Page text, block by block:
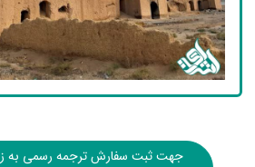
جهت ثبت سفارش ترجمه رسمی به